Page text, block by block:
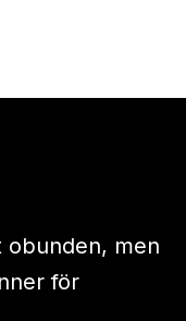
obunden, men
för